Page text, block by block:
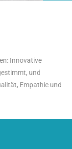
Innovative
und
Empathie und